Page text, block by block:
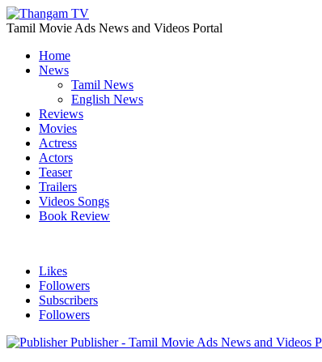
Tamil Movie Ads News and Videos Portal
Home
News
Tamil News
English News
Reviews
Movies
Actress
Actors
Teaser
Trailers
Videos Songs
Book Review
Likes
Followers
Subscribers
Followers
Publisher - Tamil Movie Ads News and Videos